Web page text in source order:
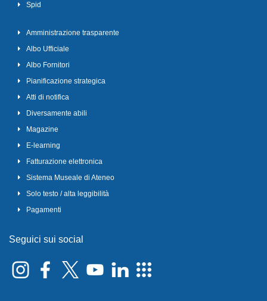
Spid
Amministrazione trasparente
Albo Ufficiale
Albo Fornitori
Pianificazione strategica
Atti di notifica
Diversamente abili
Magazine
E-learning
Fatturazione elettronica
Sistema Museale di Ateneo
Solo testo / alta leggibilità
Pagamenti
Seguici sui social